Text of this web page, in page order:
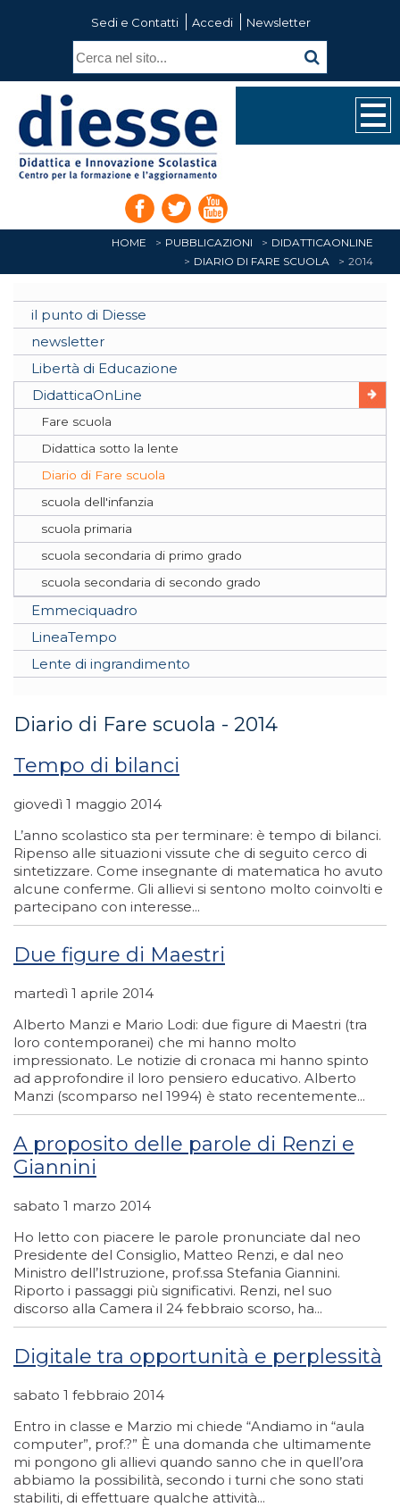
Sedi e Contatti Accedi Newsletter
HOME PUBBLICAZIONI
DIDATTICAONLINE
DIARIO DI FARE SCUOLA
2014
il punto di Diesse
newsletter
Libertà di Educazione
DidatticaOnLine
Fare scuola
Didattica sotto la lente
Diario di Fare scuola
scuola dell'infanzia
scuola primaria
scuola secondaria di primo grado
scuola secondaria di secondo grado
Emmeciquadro
LineaTempo
Lente di ingrandimento
Diario di Fare scuola - 2014
Tempo di bilanci
giovedì 1 maggio 2014
L’anno scolastico sta per terminare: è tempo di bilanci.
Ripenso alle situazioni vissute che di seguito cerco di
sintetizzare. Come insegnante di matematica ho avuto
alcune conferme. Gli allievi si sentono molto coinvolti e
partecipano con interesse...
Due figure di Maestri
martedì 1 aprile 2014
Alberto Manzi e Mario Lodi: due figure di Maestri (tra
loro contemporanei) che mi hanno molto
impressionato. Le notizie di cronaca mi hanno spinto
ad approfondire il loro pensiero educativo. Alberto
Manzi (scomparso nel 1994) è stato recentemente...
A proposito delle parole di Renzi e
Giannini
sabato 1 marzo 2014
Ho letto con piacere le parole pronunciate dal neo
Presidente del Consiglio, Matteo Renzi, e dal neo
Ministro dell’Istruzione, prof.ssa Stefania Giannini.
Riporto i passaggi più significativi. Renzi, nel suo
discorso alla Camera il 24 febbraio scorso, ha...
Digitale tra opportunità e perplessità
sabato 1 febbraio 2014
Entro in classe e Marzio mi chiede “Andiamo in “aula
computer”, prof.?” È una domanda che ultimamente
mi pongono gli allievi quando sanno che in quell’ora
abbiamo la possibilità, secondo i turni che sono stati
stabiliti, di effettuare qualche attività...